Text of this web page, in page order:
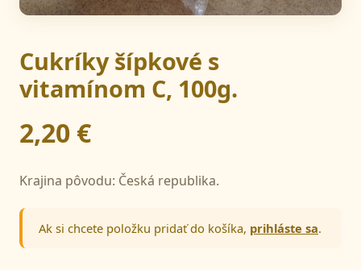
Cukríky šípkové s
vitamínom C, 100g.
2,20 €
Krajina pôvodu: Česká republika.
Ak si chcete položku pridať do košíka, prihláste sa.